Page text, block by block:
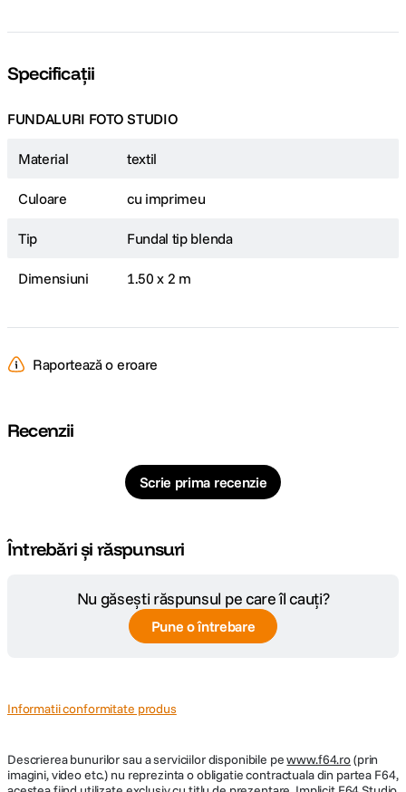
Specificații
FUNDALURI FOTO STUDIO
Material textil
Culoare cu imprimeu
Tip Fundal tip blenda
Dimensiuni 1.50 x 2 m
Raportează o eroare
Recenzii
Scrie prima recenzie
Întrebări și răspunsuri
Nu găsești răspunsul pe care îl cauți?
Pune o întrebare
Informatii conformitate produs
Descrierea bunurilor sau a serviciilor disponibile pewww.f64.ro(prin
imagini, video etc.) nu reprezinta o obligatie contractuala din partea F64,